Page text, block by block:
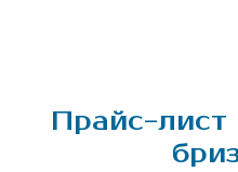
Прайс-лист